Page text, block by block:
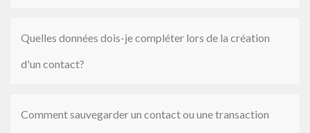
Quelles données dois-je compléter lors de la création
d'un contact?
Comment sauvegarder un contact ou une transaction